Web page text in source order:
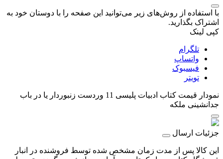
با استفاده از روش‌های زیر می‌توانید این صفحه را با دوستان خود به
اشتراک بگذارید.
کپی لینک
تلگرام
واتساپ
فیسبوک
تویتر
نمودار قیمت
کتاب ادبیات پلیسی 11 وردست زنبوردار یا در باب
جدانشینی ملکه
جزئیات ارسال
این کالا پس از مدت زمان مشخص شده توسط فروشنده در انبار